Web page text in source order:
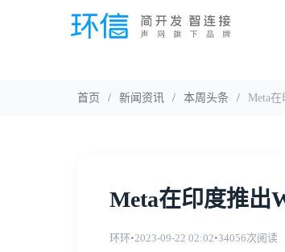
首页 / 新闻资讯 / 本周头条 / Meta
Meta在印度推出
环环•2023-09-22 02:02•34056次阅读